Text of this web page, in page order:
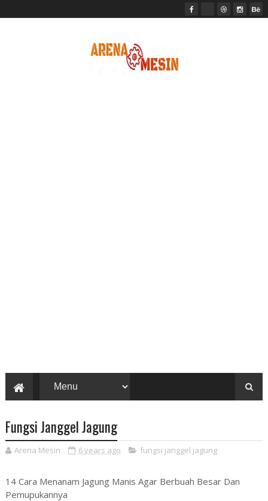
Fungsi Janggel Jagung
Arena Mesin 6 years ago fungsi janggel jagung
14 Cara Menanam Jagung Manis Agar Berbuah Besar Dan
Pemupukannya